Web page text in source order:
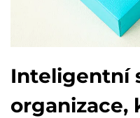
Inteligentní
organizace,